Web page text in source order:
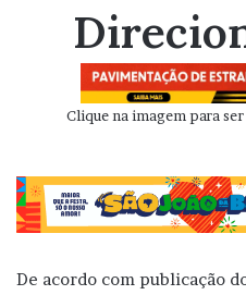
Clique na imagem para
De acordo com publicação